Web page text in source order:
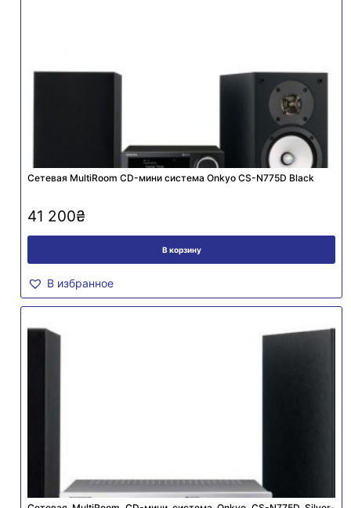
Сетевая MultiRoom CD-мини система Onkyo CS-N775D Black
41 200₴
В корзину
В избранное